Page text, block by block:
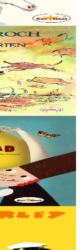
brudet Krog-
d’ober berzh. N’eus
chom. Boris, ar breur
Un deiz o doa